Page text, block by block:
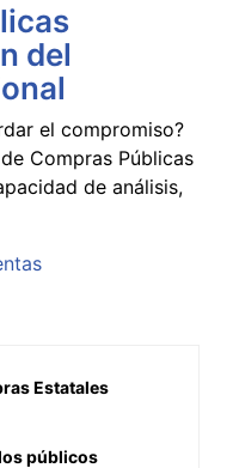
del
el compromiso?
Compras Públicas
de análisis,
Estatales
públicos